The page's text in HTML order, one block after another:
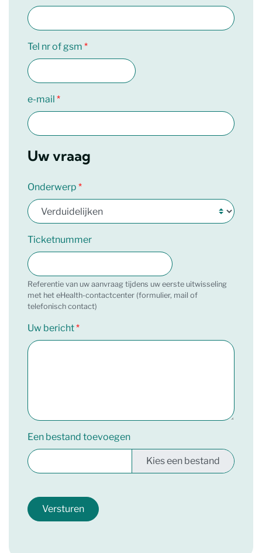
Tel nr of gsm
e-mail
Uw vraag
Onderwerp
Ticketnummer
Referentie van uw aanvraag tijdens uw eerste uitwisseling
met het eHealth-contactcenter (formulier, mail of
telefonisch contact)
Uw bericht
Een bestand toevoegen
Versturen